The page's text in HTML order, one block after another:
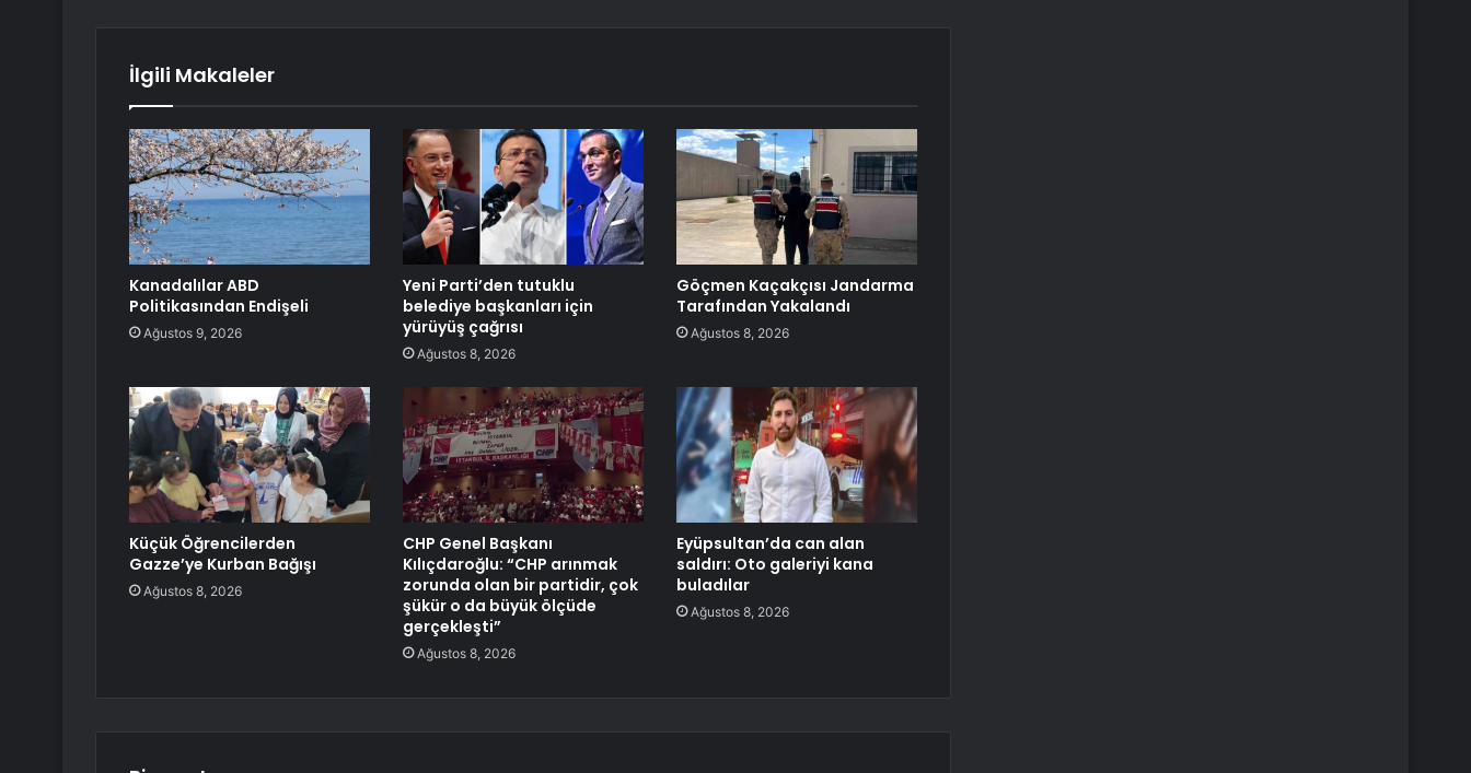
İlgili Makaleler
Kanadalılar ABD
Politikasından Endişeli
Ağustos 9, 2026
Yeni Parti’den tutuklu
belediye başkanları için
yürüyüş çağrısı
Ağustos 8, 2026
Göçmen Kaçakçısı Jandarma
Tarafından Yakalandı
Ağustos 8, 2026
Küçük Öğrencilerden
Gazze’ye Kurban Bağışı
Ağustos 8, 2026
CHP Genel Başkanı
Kılıçdaroğlu: “CHP arınmak
zorunda olan bir partidir, çok
şükür o da büyük ölçüde
gerçekleşti”
Ağustos 8, 2026
Eyüpsultan’da can alan
saldırı: Oto galeriyi kana
buladılar
Ağustos 8, 2026